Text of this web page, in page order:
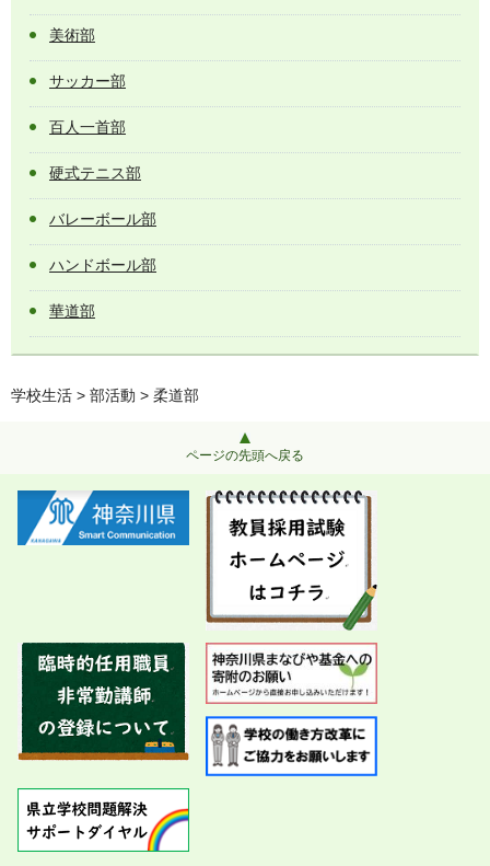
美術部
サッカー部
百人一首部
硬式テニス部
バレーボール部
ハンドボール部
華道部
学校生活 > 部活動 > 柔道部
ページの先頭へ戻る